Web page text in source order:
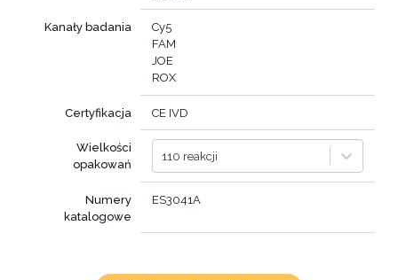
Kanały badania
Cy5
FAM
JOE
ROX
Certyfikacja CE IVD
Wielkości
opakowań
110 reakcji
Numery
katalogowe
ES3041A